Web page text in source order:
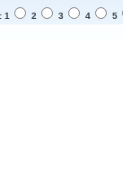
1 2 3 4 5